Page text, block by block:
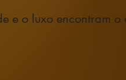
e o luxo encontram